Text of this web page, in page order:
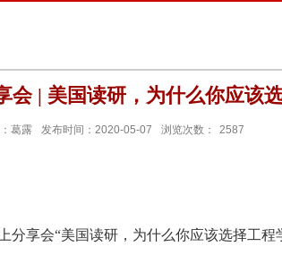
会 | 美国读研，为什么你应该
葛露 发布时间：2020-05-07 浏览次数： 2587
享会“美国读研，为什么你应该选择工